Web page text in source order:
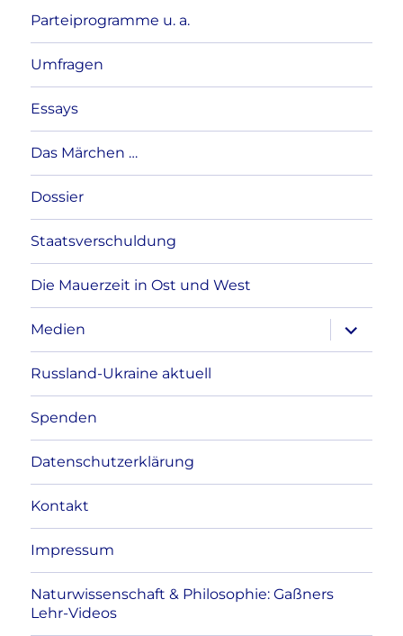
Parteiprogramme u. a.
Umfragen
Essays
Das Märchen …
Dossier
Staatsverschuldung
Die Mauerzeit in Ost und West
Medien
anzeigen
Russland-Ukraine aktuell
Spenden
Datenschutzerklärung
Kontakt
Impressum
Naturwissenschaft & Philosophie: Gaßners
Lehr-Videos